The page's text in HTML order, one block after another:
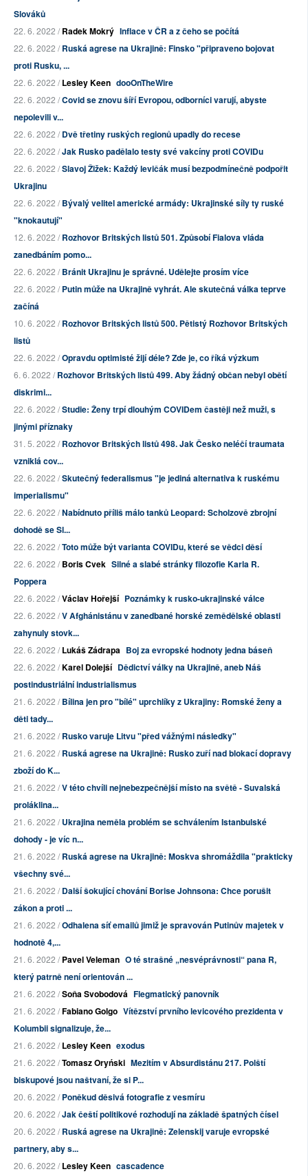
Slováků
22. 6. 2022 /Radek Mokrý Inflace v ČR a z čeho se počítá
22. 6. 2022 /Ruská agrese na Ukrajině: Finsko "připraveno bojovat
proti Rusku, ...
22. 6. 2022 /Lesley Keen dooOnTheWire
22. 6. 2022 /Covid se znovu šíří Evropou, odborníci varují, abyste
nepolevili v...
22. 6. 2022 /Dvě třetiny ruských regionů upadly do recese
22. 6. 2022 /Jak Rusko padělalo testy své vakcíny proti COVIDu
22. 6. 2022 /Slavoj Žižek: Každý levičák musí bezpodmínečně podpořit
Ukrajinu
22. 6. 2022 /Bývalý velitel americké armády: Ukrajinské síly ty ruské
"knokautují"
12. 6. 2022 /Rozhovor Britských listů 501. Způsobí Fialova vláda
zanedbáním pomo...
22. 6. 2022 /Bránit Ukrajinu je správné. Udělejte prosím více
22. 6. 2022 /Putin může na Ukrajině vyhrát. Ale skutečná válka teprve
začíná
10. 6. 2022 /Rozhovor Britských listů 500. Pětistý Rozhovor Britských
listů
22. 6. 2022 /Opravdu optimisté žijí déle? Zde je, co říká výzkum
6. 6. 2022 /Rozhovor Britských listů 499. Aby žádný občan nebyl obětí
diskrimi...
22. 6. 2022 /Studie: Ženy trpí dlouhým COVIDem častěji než muži, s
jinými příznaky
31. 5. 2022 /Rozhovor Britských listů 498. Jak Česko neléčí traumata
vzniklá cov...
22. 6. 2022 /Skutečný federalismus "je jediná alternativa k ruskému
imperialismu"
22. 6. 2022 /Nabídnuto příliš málo tanků Leopard: Scholzově zbrojní
dohodě se Sl...
22. 6. 2022 /Toto může být varianta COVIDu, které se vědci děsí
22. 6. 2022 /Boris Cvek Silné a slabé stránky filozofie Karla R.
Poppera
22. 6. 2022 /Václav Hořejší Poznámky k rusko-ukrajinské válce
22. 6. 2022 /V Afghánistánu v zanedbané horské zemědělské oblasti
zahynuly stovk...
22. 6. 2022 /Lukáš Zádrapa Boj za evropské hodnoty jedna báseň
22. 6. 2022 /Karel Dolejší Dědictví války na Ukrajině, aneb Náš
postindustriální industrialismus
21. 6. 2022 /Bílina jen pro "bílé" uprchlíky z Ukrajiny: Romské ženy a
děti tady...
21. 6. 2022 /Rusko varuje Litvu "před vážnými následky"
21. 6. 2022 /Ruská agrese na Ukrajině: Rusko zuří nad blokací dopravy
zboží do K...
21. 6. 2022 /V této chvíli nejnebezpečnější místo na světě - Suvalská
proláklina...
21. 6. 2022 /Ukrajina neměla problém se schválením Istanbulské
dohody - je víc n...
21. 6. 2022 /Ruská agrese na Ukrajině: Moskva shromáždila "prakticky
všechny své...
21. 6. 2022 /Další šokující chování Borise Johnsona: Chce porušit
zákon a proti ...
21. 6. 2022 /Odhalena síť emailů jimiž je spravován Putinův majetek v
hodnotě 4,...
21. 6. 2022 /Pavel Veleman O té strašné „nesvéprávnosti“ pana R,
který patrně není orientován ...
21. 6. 2022 /Soňa Svobodová Flegmatický panovník
21. 6. 2022 /Fabiano Golgo Vítězství prvního levicového prezidenta v
Kolumbii signalizuje, že...
21. 6. 2022 /Lesley Keen exodus
21. 6. 2022 /Tomasz Oryński Mezitím v Absurdistánu 217. Polští
biskupové jsou naštvaní, že si P...
20. 6. 2022 /Poněkud děsivá fotografie z vesmíru
20. 6. 2022 /Jak čeští politikové rozhodují na základě špatných čísel
20. 6. 2022 /Ruská agrese na Ukrajině: Zelenskij varuje evropské
partnery, aby s...
20. 6. 2022 /Lesley Keen cascadence